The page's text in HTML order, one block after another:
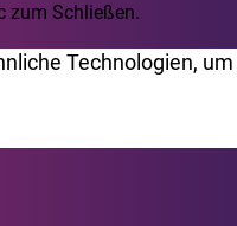
zum Schließen.
Technologien,